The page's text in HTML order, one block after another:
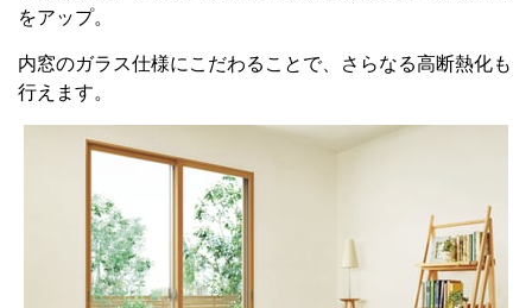
をアップ。
内窓のガラス仕様にこだわることで、さらなる高断熱化も
行えます。